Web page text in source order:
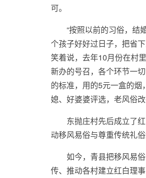
可。
“按照以前的习俗，结
个孩子好好过日子，把省
笑着说，去年10月份在村
新办的号召，各个环节一
的标准，用的5元一盒的烟
媳、好婆婆评选，老风俗
东抛庄村先后成立了
动移风易俗与尊重传统礼
如今，青县把移风易
传、推动各村建立红白理